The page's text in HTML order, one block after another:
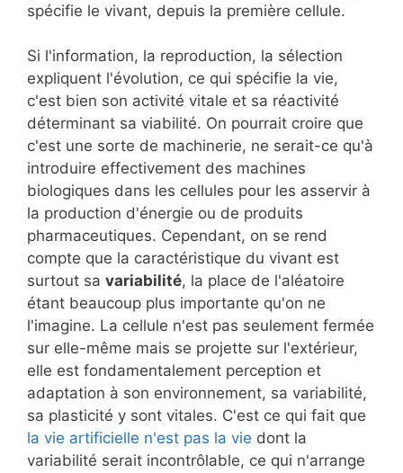
spécifie le vivant, depuis la première cellule.
Si l'information, la reproduction, la sélection
expliquent l'évolution, ce qui spécifie la vie,
c'est bien son activité vitale et sa réactivité
déterminant sa viabilité. On pourrait croire que
c'est une sorte de machinerie, ne serait-ce qu'à
introduire effectivement des machines
biologiques dans les cellules pour les asservir à
la production d'énergie ou de produits
pharmaceutiques. Cependant, on se rend
compte que la caractéristique du vivant est
surtout sa variabilité, la place de l'aléatoire
étant beaucoup plus importante qu'on ne
l'imagine. La cellule n'est pas seulement fermée
sur elle-même mais se projette sur l'extérieur,
elle est fondamentalement perception et
adaptation à son environnement, sa variabilité,
sa plasticité y sont vitales. C'est ce qui fait que
la vie artificielle n'est pas la vie dont la
variabilité serait incontrôlable, ce qui n'arrange